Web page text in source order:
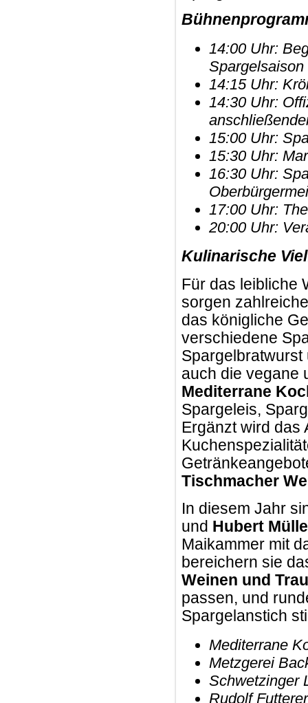
14:00 Uhr:
Spargelsaison
14:15 Uhr:
14:30 Uhr:
15:00 Uhr:
15:30 Uhr:
16:30 Uhr:
17:00 Uhr:
20:00 Uhr:
Kulinarische
Für das leibliche
sorgen
das königliche
verschiedene
auch die vegane
Mediterrane
Spargeleis,
Ergänzt wird das
Tischmacher
In diesem Jahr
und Hubert
Maikammer mit
bereichern sie
Weinen und
passen, und
Spargelanstich
Mediterrane
Metzgerei
Schwetzinger
Rudolf